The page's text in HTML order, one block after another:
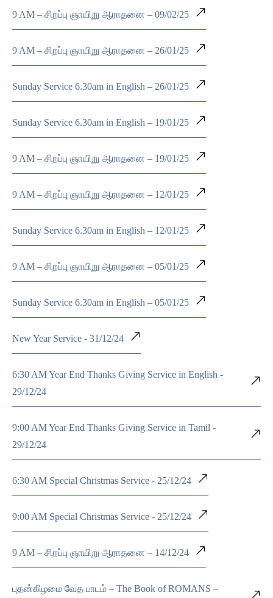
9 AM – சிறப்பு ஞாயிறு ஆராதனை – 09/02/25
9 AM – சிறப்பு ஞாயிறு ஆராதனை – 26/01/25
Sunday Service 6.30am in English – 26/01/25
Sunday Service 6.30am in English – 19/01/25
9 AM – சிறப்பு ஞாயிறு ஆராதனை – 19/01/25
9 AM – சிறப்பு ஞாயிறு ஆராதனை – 12/01/25
Sunday Service 6.30am in English – 12/01/25
9 AM – சிறப்பு ஞாயிறு ஆராதனை – 05/01/25
Sunday Service 6.30am in English – 05/01/25
New Year Service - 31/12/24
6:30 AM Year End Thanks Giving Service in English -
29/12/24
9:00 AM Year End Thanks Giving Service in Tamil -
29/12/24
6:30 AM Special Christmas Service - 25/12/24
9:00 AM Special Christmas Service - 25/12/24
9 AM – சிறப்பு ஞாயிறு ஆராதனை – 14/12/24
புதன்கிழமை வேத பாடம் – The Book of ROMANS –